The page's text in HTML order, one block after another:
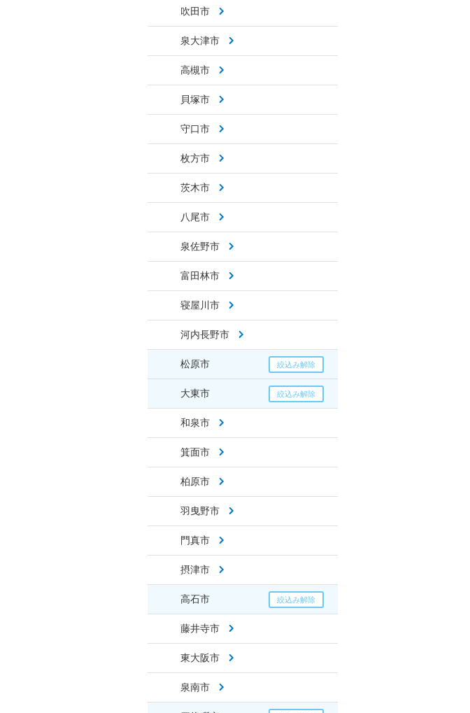
吹田市
泉大津市
高槻市
貝塚市
守口市
枚方市
茨木市
八尾市
泉佐野市
富田林市
寝屋川市
河内長野市
松原市
大東市
和泉市
箕面市
柏原市
羽曳野市
門真市
摂津市
高石市
藤井寺市
東大阪市
泉南市